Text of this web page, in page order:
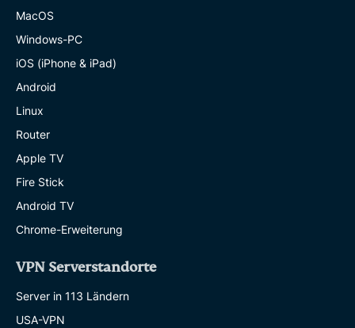
MacOS
Windows-PC
iOS (iPhone & iPad)
Android
Linux
Router
Apple TV
Fire Stick
Android TV
Chrome-Erweiterung
VPN Serverstandorte
Server in 113 Ländern
USA-VPN